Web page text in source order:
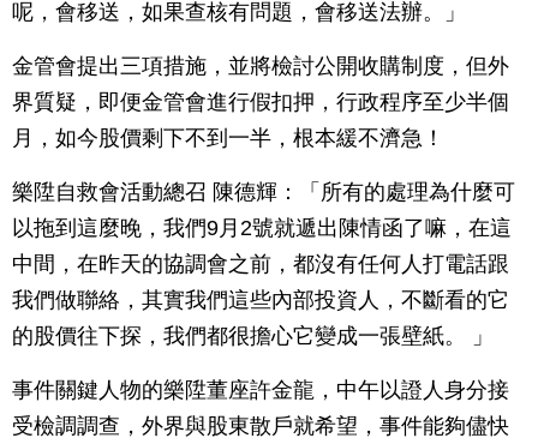
呢，會移送，如果查核有問題，會移送法辦。」
金管會提出三項措施，並將檢討公開收購制度，但外
界質疑，即便金管會進行假扣押，行政程序至少半個
月，如今股價剩下不到一半，根本緩不濟急！
樂陞自救會活動總召 陳德輝：「所有的處理為什麼可
以拖到這麼晚，我們9月2號就遞出陳情函了嘛，在這
中間，在昨天的協調會之前，都沒有任何人打電話跟
我們做聯絡，其實我們這些內部投資人，不斷看的它
的股價往下探，我們都很擔心它變成一張壁紙。 」
事件關鍵人物的樂陞董座許金龍，中午以證人身分接
受檢調調查，外界與股東散戶就希望，事件能夠儘快